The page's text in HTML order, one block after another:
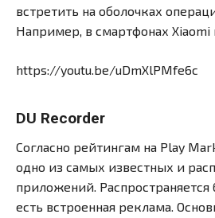
встретить на оболочках
Например, в смартфонах Xiaomi
https://youtu.be/uDmXlPMfe6c
DU Recorder
Согласно рейтингам на Play
одно из самых известных и
приложений. Распространяется
есть встроенная реклама.